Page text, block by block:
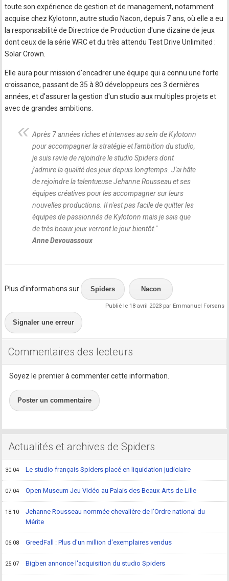
toute son expérience de gestion et de management, notamment
acquise chez Kylotonn, autre studio Nacon, depuis 7 ans, où elle a eu
la responsabilité de Directrice de Production d'une dizaine de jeux
dont ceux de la série WRC et du très attendu Test Drive Unlimited :
Solar Crown.
Elle aura pour mission d'encadrer une équipe qui a connu une forte
croissance, passant de 35 à 80 développeurs ces 3 dernières
années, et d'assurer la gestion d'un studio aux multiples projets et
avec de grandes ambitions.
Après 7 années riches et intenses au sein de Kylotonn
pour accompagner la stratégie et l'ambition du studio,
je suis ravie de rejoindre le studio Spiders dont
j'admire la qualité des jeux depuis longtemps. J'ai hâte
de rejoindre la talentueuse Jehanne Rousseau et ses
équipes créatives pour les accompagner sur leurs
nouvelles productions. Il n'est pas facile de quitter les
équipes de passionnés de Kylotonn mais je sais que
de très beaux jeux verront le jour bientôt."
Anne Devouassoux
Plus d'informations sur Spiders Nacon
Publié le 18 avril 2023 par Emmanuel Forsans
Signaler une erreur
Commentaires des lecteurs
Soyez le premier à commenter cette information.
Poster un commentaire
Actualités et archives de Spiders
30.04 Le studio français Spiders placé en liquidation judiciaire
07.04 Open Museum Jeu Vidéo au Palais des Beaux-Arts de Lille
18.10
Jehanne Rousseau nommée chevalière de l'Ordre national du
Mérite
06.08 GreedFall : Plus d'un million d'exemplaires vendus
25.07 Bigben annonce l'acquisition du studio Spiders